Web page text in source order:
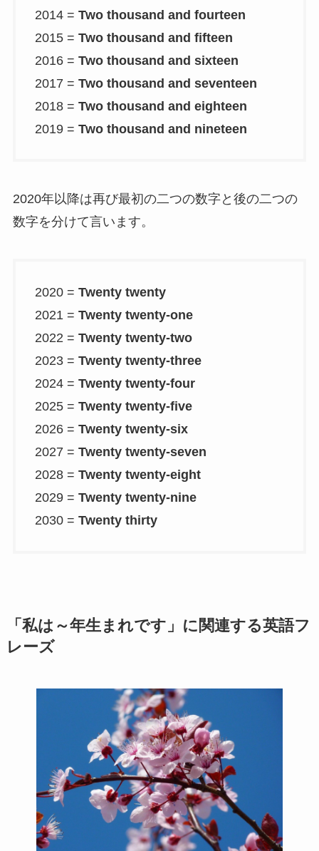
2014 = Two thousand and fourteen
2015 = Two thousand and fifteen
2016 = Two thousand and sixteen
2017 = Two thousand and seventeen
2018 = Two thousand and eighteen
2019 = Two thousand and nineteen
2020年以降は再び最初の二つの数字と後の二つの
数字を分けて言います。
2020 = Twenty twenty
2021 = Twenty twenty-one
2022 = Twenty twenty-two
2023 = Twenty twenty-three
2024 = Twenty twenty-four
2025 = Twenty twenty-five
2026 = Twenty twenty-six
2027 = Twenty twenty-seven
2028 = Twenty twenty-eight
2029 = Twenty twenty-nine
2030 = Twenty thirty
「私は～年生まれです」に関連する英語フ
レーズ